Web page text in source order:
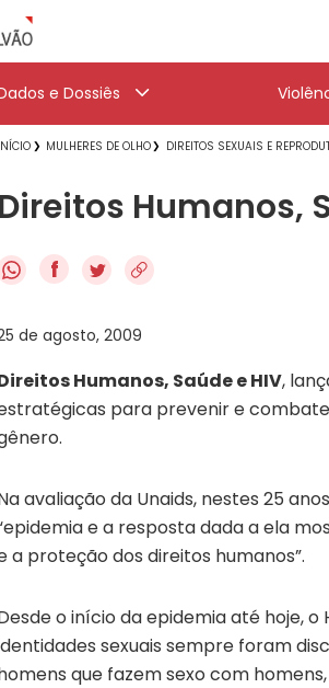
e Dossiês
MULHERES DE OLHO DIREITOS SEXUAIS E
Direitos Humanos,
f
de agosto, 2009
Humanos, Saúde e HIV,
para prevenir e
avaliação da Unaids, nestes 25
e a resposta dada a ela
a proteção dos direitos humanos”.
o início da epidemia até hoje,
sexuais sempre foram
que fazem sexo com